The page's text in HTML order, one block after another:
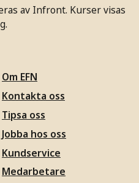
av Infront. Kurser visas
Om EFN
Kontakta oss
Tipsa oss
Jobba hos oss
Kundservice
Medarbetare